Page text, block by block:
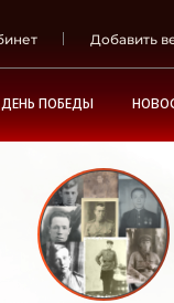
Добавить
ДЕНЬ ПОБЕДЫ